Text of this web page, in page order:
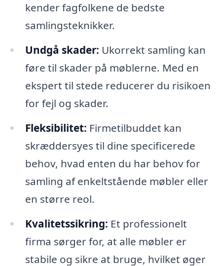
kender fagfolkene de bedste
samlingsteknikker.
Undgå skader: Ukorrekt samling kan
føre til skader på møblerne. Med en
ekspert til stede reducerer du risikoen
for fejl og skader.
Fleksibilitet: Firmetilbuddet kan
skræddersyes til dine specificerede
behov, hvad enten du har behov for
samling af enkeltstående møbler eller
en større reol.
Kvalitetssikring: Et professionelt
firma sørger for, at alle møbler er
stabile og sikre at bruge, hvilket øger